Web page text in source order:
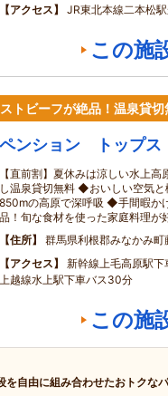
アクセス
JR東北本線二本松
この施
トビーフが絶品！温泉貸切
ペンション トップス
【直前割】夏休みは涼しい水上
し温泉貸切無料 ◆おいしい空気
850mの高原で深呼吸 ◆手間暇か
品！旬な食材を使った家庭料理が
住所
群馬県利根郡みなかみ町
アクセス
新幹線上毛高原駅
上越線水上駅下車バス30分
この施
を自由に組み合わせたおトクな